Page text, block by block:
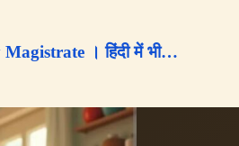
। हिंदी में भी…